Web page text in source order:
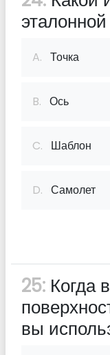
A. Точка
B. Ось
C. Шаблон
D. Самолет
25: Когда
вы